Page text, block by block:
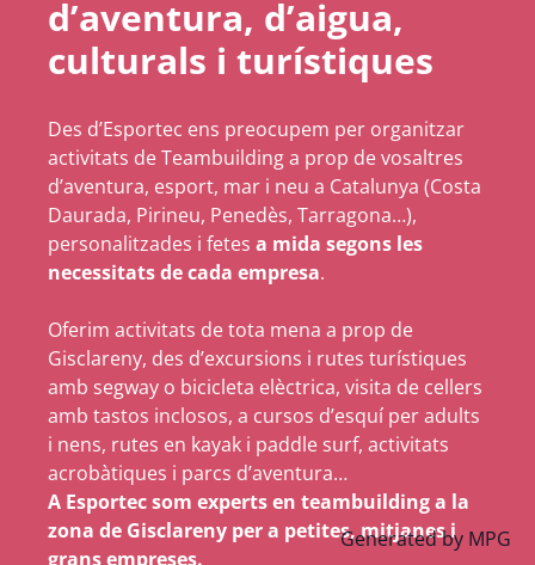
d’aventura, d’aigua,
culturals i turístiques
Des d’Esportec ens preocupem per organitzar
activitats de Teambuilding a prop de vosaltres
d’aventura, esport, mar i neu a Catalunya (Costa
Daurada, Pirineu, Penedès, Tarragona…),
personalitzades i fetes a mida segons les
necessitats de cada empresa.
Oferim activitats de tota mena a prop de
Gisclareny, des d’excursions i rutes turístiques
amb segway o bicicleta elèctrica, visita de cellers
amb tastos inclosos, a cursos d’esquí per adults
i nens, rutes en kayak i paddle surf, activitats
acrobàtiques i parcs d’aventura…
A Esportec som experts en teambuilding a la
zona de Gisclareny per a petites, mitjanes i
grans empreses.
Generated by MPG